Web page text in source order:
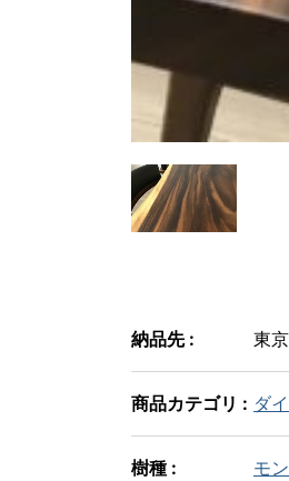
納品先 : 東
商品カテゴリ : ダ
樹種 : モ